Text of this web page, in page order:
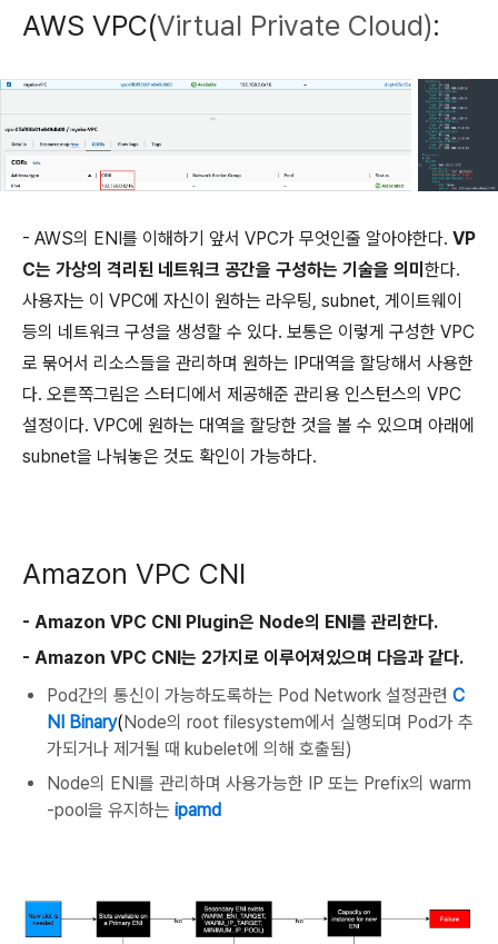
AWS VPC(Virtual Private Cloud):
- AWS의 ENI를 이해하기 앞서 VPC가 무엇인줄 알아야한다. VP
C는 가상의 격리된 네트워크 공간을 구성하는 기술을 의미 한다.
사용자는 이 VPC에 자신이 원하는 라우팅, subnet, 게이트웨이
등의 네트워크 구성을 생성할 수 있다. 보통은 이렇게 구성한 VPC
로 묶어서 리소스들을 관리하며 원하는 IP대역을 할당해서 사용한
다. 오른쪽그림은 스터디에서 제공해준 관리용 인스턴스의 VPC
설정이다. VPC에 원하는 대역을 할당한 것을 볼 수 있으며 아래에
subnet을 나눠놓은 것도 확인이 가능하다.
Amazon VPC CNI
- Amazon VPC CNI Plugin은 Node의 ENI를 관리한다.
- Amazon VPC CNI는 2가지로 이루어져있으며 다음과 같다.
Pod간의 통신이 가능하도록하는 Pod Network 설정관련 C
NI Binary(Node의 root filesystem에서 실행되며 Pod가 추
가되거나 제거될 때 kubelet에 의해 호출됨)
Node의 ENI를 관리하며 사용가능한 IP 또는 Prefix의 warm
-pool을 유지하는 ipamd